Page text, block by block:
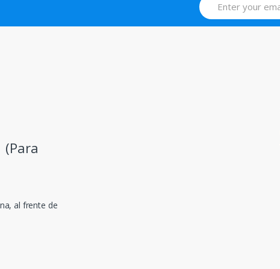
(Para
al frente de